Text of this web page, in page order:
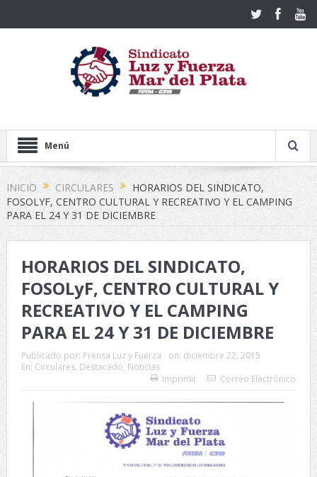
Menú
INICIO CIRCULARES
HORARIOS DEL SINDICATO,
FOSOLYF, CENTRO CULTURAL Y RECREATIVO Y EL CAMPING
PARA EL 24 Y 31 DE DICIEMBRE
HORARIOS DEL SINDICATO,
FOSOLyF, CENTRO CULTURAL Y
RECREATIVO Y EL CAMPING
PARA EL 24 Y 31 DE DICIEMBRE
Publicado por: Prensa Luz y Fuerza on: diciembre 22, 2015
En: Circulares, Destacado, Noticias
Imprimir
Correo Electrónico